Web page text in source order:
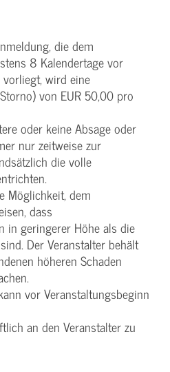
die dem
8 Kalendertage vor
wird eine
von EUR 50,00 pro
oder keine Absage oder
nur zeitweise zur
die volle
Möglichkeit, dem
dass
in geringerer Höhe als die
Der Veranstalter behält
höheren Schaden
vor Veranstaltungsbeginn
an den Veranstalter zu